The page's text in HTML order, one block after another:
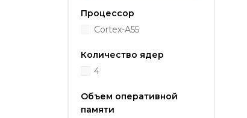
Процессор
Cortex-A55
Количество ядер
4
Объем оперативной
памяти